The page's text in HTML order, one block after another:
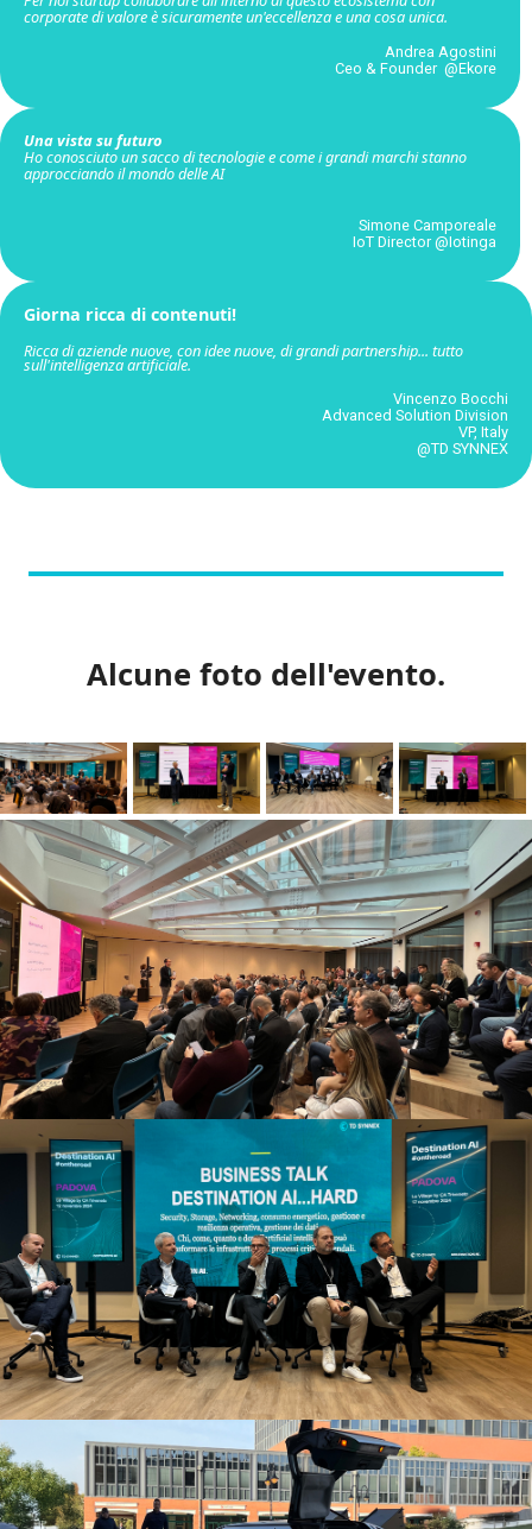
corporate di valore è sicuramente un'eccellenza e una cosa unica.
Andrea Agostini
Ceo & Founder @Ekore
Una vista su futuro
Ho conosciuto un sacco di tecnologie e come i grandi marchi stanno
approcciando il mondo delle AI
Simone Camporeale
IoT Director @Iotinga
Giorna ricca di contenuti!
Ricca di aziende nuove, con idee nuove, di grandi partnership... tutto
sull'intelligenza artificiale.
Vincenzo Bocchi
Advanced Solution Division
VP, Italy
@TD SYNNEX
Alcune foto dell'evento.